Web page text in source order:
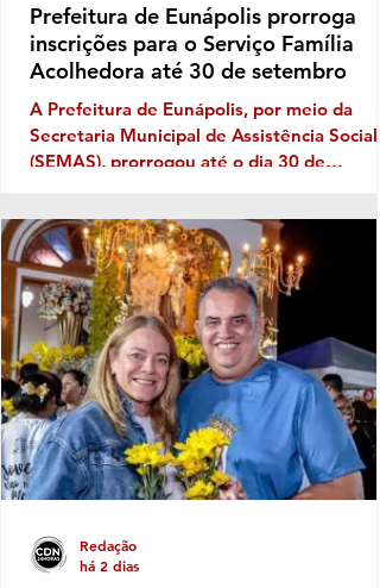
Prefeitura de Eunápolis prorroga
inscrições para o Serviço Família
Acolhedora até 30 de setembro
A Prefeitura de Eunápolis, por meio da
Secretaria Municipal de Assistência Social
(SEMAS), prorrogou até o dia 30 de
Família Acolhedora, iniciativa que busca
fortalecer a rede de proteção à infância e à
adolescência no município. O programa é
destinado a famílias e pessoas interessadas
em acolher temporariamente crianças e
adolescentes que, por determinação
precisaram ser afastados do convívio
de origem. Durante esse pe
Redação
há 2 dias